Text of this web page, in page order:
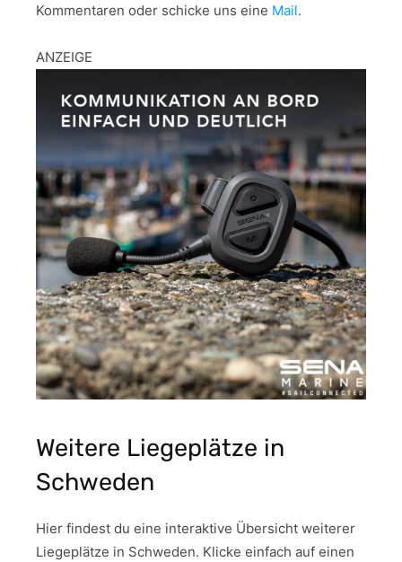
Kommentaren oder schicke uns eine Mail.
ANZEIGE
Weitere Liegeplätze in
Schweden
Hier findest du eine interaktive Übersicht weiterer
Liegeplätze in Schweden. Klicke einfach auf einen